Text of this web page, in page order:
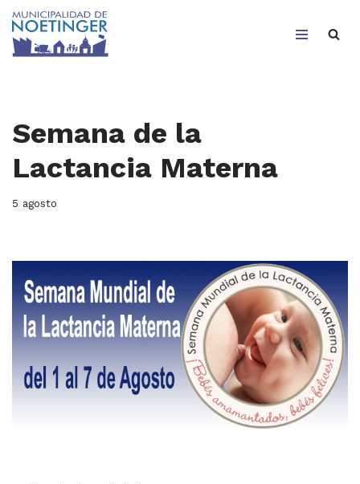
Saltar
Semana de la
Lactancia Materna
5 agosto